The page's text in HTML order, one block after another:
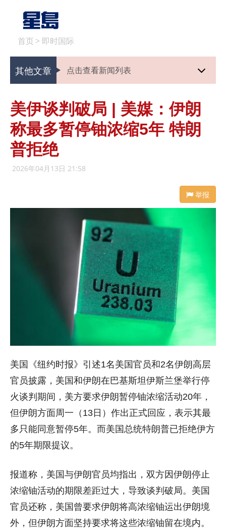
首页 > 即时国际
其他文章 点击查看新闻列表
美伊谈判破局 | 美媒：伊朗
称最多暂停铀浓缩5年 特朗
普拒绝
2026年04月13日 21:58
举报
美国《纽约时报》引述1名美国官员和2名伊朗高层
官员披露，美国和伊朗在巴基斯坦伊斯兰堡举行停
火谈判期间，美方要求伊朗暂停铀浓缩活动20年，
但伊朗方面周一（13日）作出正式回应，表示其最
多只能同意暂停5年。而美国总统特朗普已拒绝伊方
的5年期限提议。
报道称，美国与伊朗官员均指出，双方因伊朗停止
浓缩铀活动的期限差距过大，导致谈判破局。美国
官员还称，美国曾要求伊朗将高浓缩铀运出伊朗境
外，但伊朗方面坚持要求将这些浓缩铀留在境内。